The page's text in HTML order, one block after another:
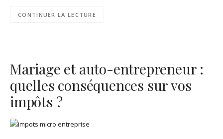
CONTINUER LA LECTURE
Mariage et auto-entrepreneur :
quelles conséquences sur vos
impôts ?